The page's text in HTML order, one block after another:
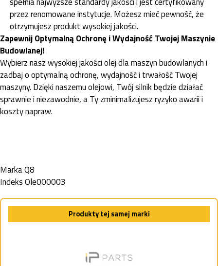
przez renomowane instytucje. Możesz mieć pewność, że
otrzymujesz produkt wysokiej jakości.
Zapewnij Optymalną Ochronę i Wydajność Twojej Maszynie
Budowlanej!
Wybierz nasz wysokiej jakości olej dla maszyn budowlanych i
zadbaj o optymalną ochronę, wydajność i trwałość Twojej
maszyny. Dzięki naszemu olejowi, Twój silnik będzie działać
sprawnie i niezawodnie, a Ty zminimalizujesz ryzyko awarii i
koszty napraw.
MarkaQ8
IndeksOle000003
Produkty tej samej marki